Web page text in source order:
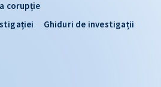
corupție
Ghiduri de investigații